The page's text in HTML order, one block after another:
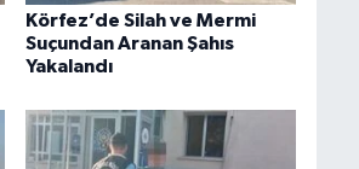
Körfez’de Silah ve Mermi
Suçundan Aranan Şahıs
Yakalandı